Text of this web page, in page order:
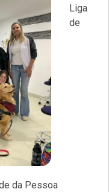
Liga
de
da Pessoa